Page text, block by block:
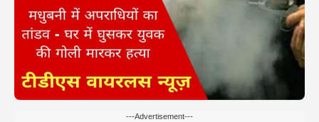
---Advertisement---